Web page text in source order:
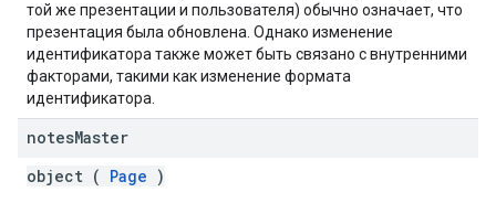
той же презентации и пользователя) обычно означает, что
презентация была обновлена. Однако изменение
идентификатора также может быть связано с внутренними
факторами, такими как изменение формата
идентификатора.
notesMaster
object ( Page )